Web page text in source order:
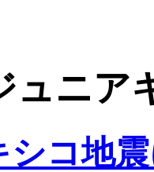
ュニア
コ地